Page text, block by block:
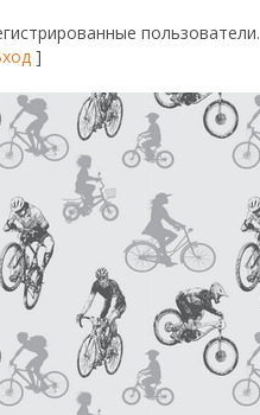
пользователи.
]